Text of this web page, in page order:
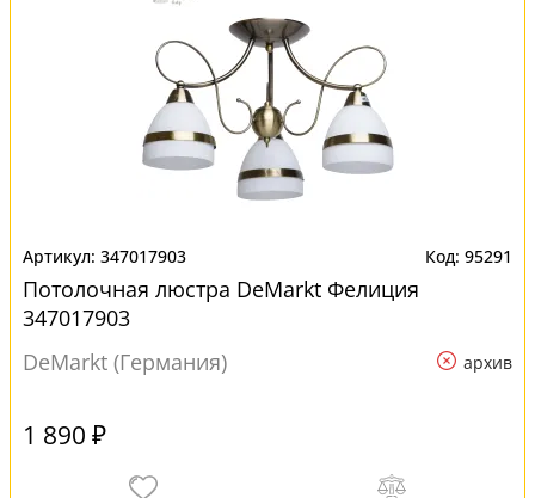
347017903 95291
Потолочная люстра DeMarkt Фелиция
347017903
DeMarkt (Германия)
архив
1 890 ₽